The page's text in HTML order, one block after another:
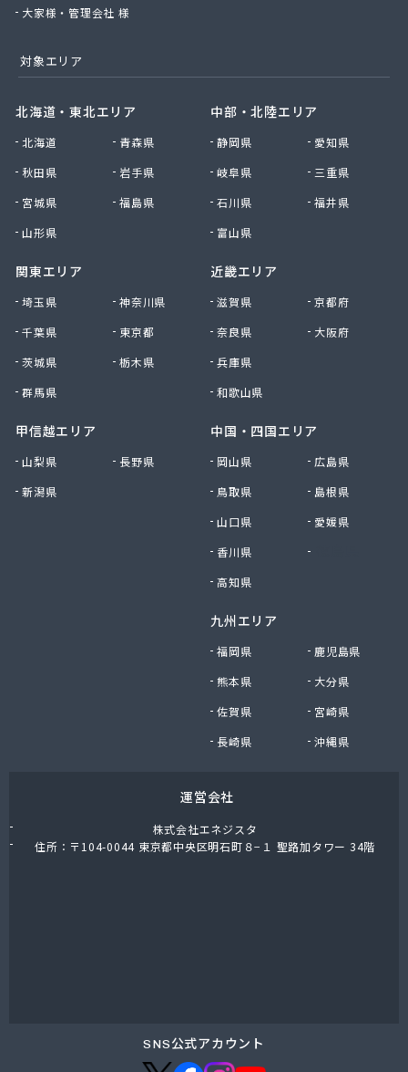
株式会社山源服部商会
株式会社山新プロパン部
株式会社山田幸一商店
株式会社小林本店
株式会社小林本店稲沢店
株式会社松村プロパン部
株式会社新東
株式会社森上製油所
株式会社杉浦林産給油所
株式会社清川商店
株式会社青木サービス
株式会社石川鉄沖商店
株式会社石泰商会
株式会社鷹羽商店
株式会社中部燃料
株式会社土川油店 L.P.G充填所
株式会社油直 オートガススタンド
丸井商店外之原支店
丸金薪炭店
橋本産業株式会社 名古屋営業所
玉屋プロパン株式会社
大家様・管理会社 様
対象エリア
北海道・東北エリア
北海道
青森県
秋田県
岩手県
宮城県
福島県
山形県
関東エリア
埼玉県
神奈川県
千葉県
東京都
茨城県
栃木県
群馬県
甲信越エリア
山梨県
長野県
新潟県
中部・北陸エリア
静岡県
愛知県
岐阜県
三重県
石川県
福井県
富山県
近畿エリア
滋賀県
京都府
奈良県
大阪府
兵庫県
和歌山県
中国・四国エリア
岡山県
広島県
鳥取県
島根県
山口県
愛媛県
香川県
高知県
九州エリア
福岡県
鹿児島県
熊本県
大分県
佐賀県
宮崎県
長崎県
沖縄県
運営会社
株式会社エネジスタ
住所：〒104-0044 東京都中央区明石町８−１ 聖路加タワー 34階
SNS公式アカウント